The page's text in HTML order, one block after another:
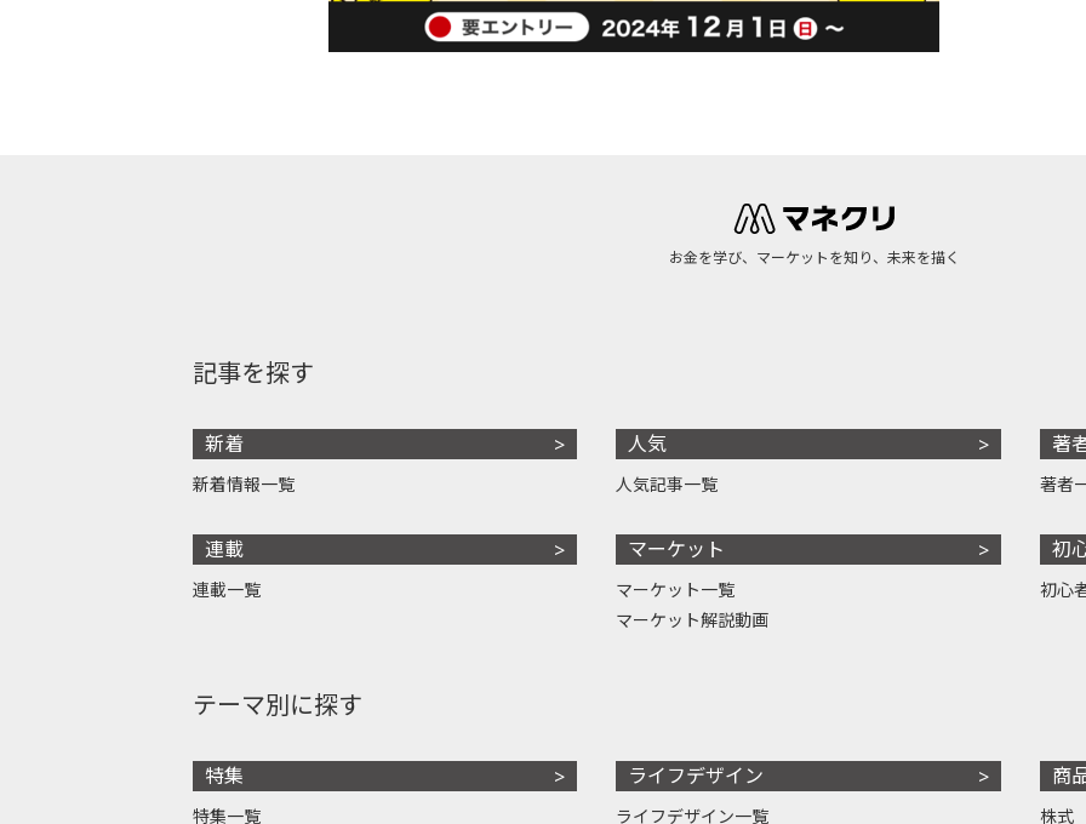
お金を学び、マーケットを知り、未来を描く
記事を探す
新着
新着情報一覧
連載
連載一覧
人気
人気記事一覧
マーケット
マーケット一覧
マーケット解説動画
著
著者
初
初心
テーマ別に探す
特集
特集一覧
ライフデザイン
ライフデザイン一覧
商
株式